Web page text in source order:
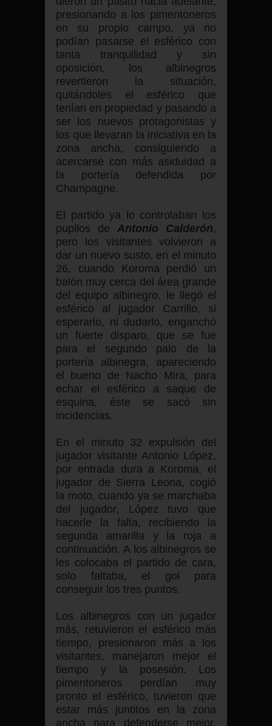
presionando a los pimentoneros
en su propio campo, ya no
podían pasarse el esférico con
tanta tranquilidad y sin
oposición, los albinegros
revertieron la situación,
quitándoles el esférico que
tenían en propiedad y pasando a
ser los nuevos protagonistas y
los que llevaran la iniciativa en la
zona ancha, consiguiendo a
acercarse con más asiduidad a
la portería defendida por
Champagne.
El partido ya lo controlaban los
pupilos de Antonio Calderón,
pero los visitantes volvieron a
dar un nuevo susto, en el minuto
26, cuando Koroma perdió un
balón muy cerca del área grande
del equipo albinegro, le llegó el
esférico al jugador Carrillo, si
esperarlo, ni dudarlo, enganchó
un fuerte disparo, que se fue
para el segundo palo de la
portería albinegra, apareciendo
el bueno de Nacho Mira, para
echar el esférico a saque de
esquina, éste se sacó sin
incidencias.
En el minuto 32 expulsión del
jugador visitante Antonio López,
por entrada dura a Koroma, el
jugador de Sierra Leona, cogió
la moto, cuando ya se marchaba
del jugador, López tuvo que
hacerle la falta, recibiendo la
segunda amarilla y la roja a
continuación. A los albinegros se
les colocaba el partido de cara,
solo faltaba, el gol para
conseguir los tres puntos.
Los albinegros con un jugador
más, retuvieron el esférico más
tiempo, presionaron más a los
visitantes, manejaron mejor el
tiempo y la posesión. Los
pimentoneros perdían muy
pronto el esférico, tuvieron que
estar más juntitos en la zona
ancha para defenderse mejor.